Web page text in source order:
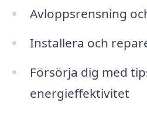
Avloppsrensning
Installera och
Försörja dig med
energieffektivitet